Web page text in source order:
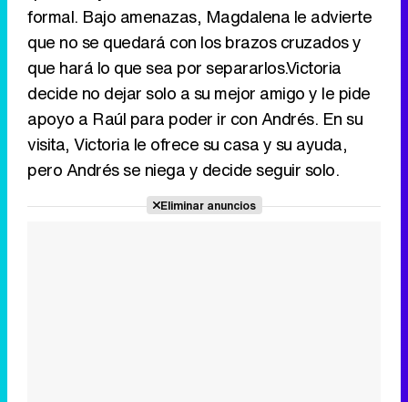
formal. Bajo amenazas, Magdalena le advierte
que no se quedará con los brazos cruzados y
que hará lo que sea por separarlos.Victoria
decide no dejar solo a su mejor amigo y le pide
apoyo a Raúl para poder ir con Andrés. En su
visita, Victoria le ofrece su casa y su ayuda,
pero Andrés se niega y decide seguir solo.
Eliminar anuncios